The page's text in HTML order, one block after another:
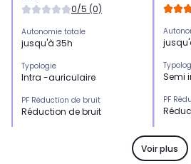
0/5 (0)
Autonomie totale
jusqu'à 35h
Typologie
Intra -auriculaire
PF Réduction de bruit
Réduction de bruit
Semi
PF
Kit
Non
Voir plus